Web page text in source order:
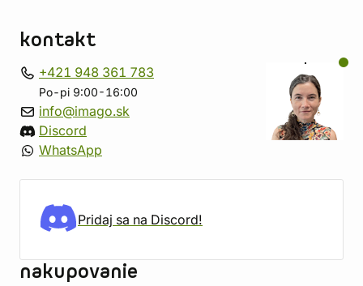
kontakt
+421 948 361 783
Po-pi 9:00-16:00
info@imago.sk
Discord
WhatsApp
Pridaj sa na Discord!
nakupovanie